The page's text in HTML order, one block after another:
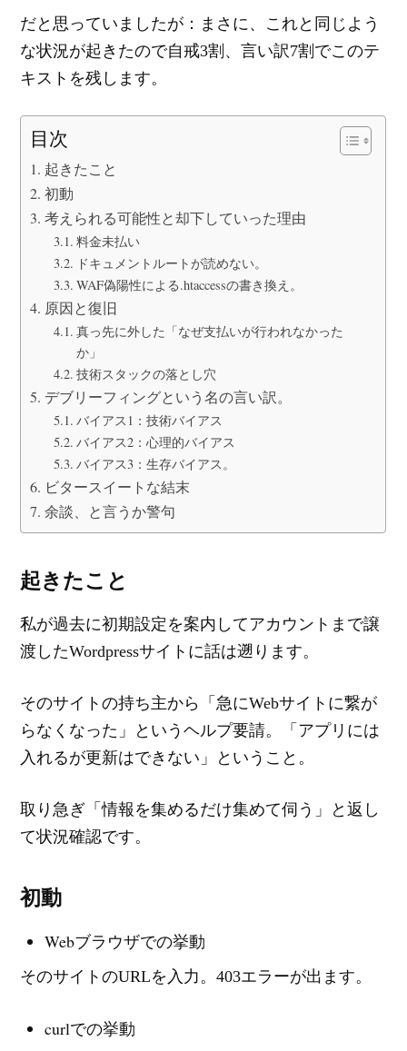
だと思っていましたが：まさに、これと同じよう
な状況が起きたので自戒3割、言い訳7割でこのテ
キストを残します。
目次
起きたこと
初動
考えられる可能性と却下していった理由
料金未払い
ドキュメントルートが読めない。
WAF偽陽性による.htaccessの書き換え。
原因と復旧
真っ先に外した「なぜ支払いが行われなかった
か」
技術スタックの落とし穴
デブリーフィングという名の言い訳。
バイアス1：技術バイアス
バイアス2：心理的バイアス
バイアス3：生存バイアス。
ビタースイートな結末
余談、と言うか警句
起きたこと
私が過去に初期設定を案内してアカウントまで譲
渡したWordpressサイトに話は遡ります。
そのサイトの持ち主から「急にWebサイトに繋が
らなくなった」というヘルプ要請。「アプリには
入れるが更新はできない」ということ。
取り急ぎ「情報を集めるだけ集めて伺う」と返し
て状況確認です。
初動
Webブラウザでの挙動
そのサイトのURLを入力。403エラーが出ます。
curlでの挙動